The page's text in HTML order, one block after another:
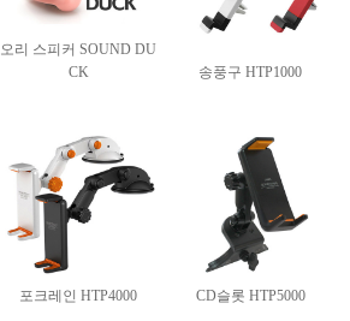
오리 스피커 SOUND DU
CK
송풍구 HTP1000
포크레인 HTP4000 CD슬롯 HTP5000